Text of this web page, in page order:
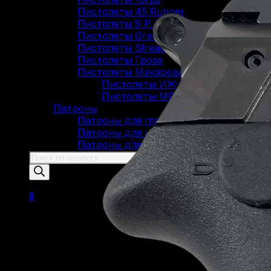
Пистолеты 45 Rubber
Пистолеты 9 Р.А.
Пистолеты Grand Power
Пистолеты Streamer
Пистолеты Гроза
Пистолеты Макарова
Пистолеты ИЖ-79 (МР-79)
Пистолеты МР-80
Патроны
Патроны для гладкоствольного
Патроны для нарезного оружия
Патроны для ОООП
Поиск
товаров
0